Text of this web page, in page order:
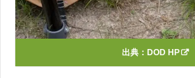
出典： DOD HP